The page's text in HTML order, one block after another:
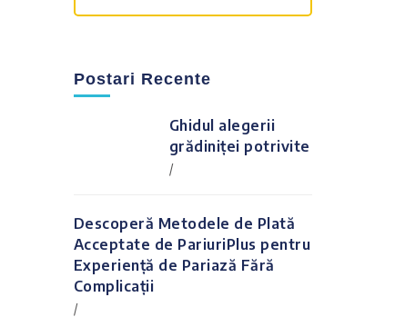
Postari Recente
Ghidul alegerii
grădiniței potrivite
/
Descoperă Metodele de Plată
Acceptate de PariuriPlus pentru
Experiență de Pariază Fără
Complicații
/